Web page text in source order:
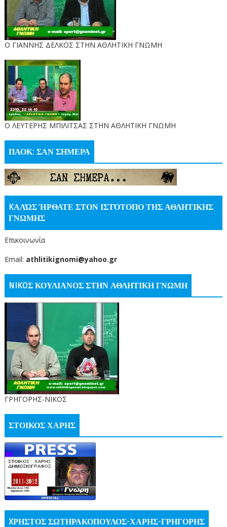
Ο ΓΙΑΝΝΗΣ ΔΕΛΚΟΣ ΣΤΗΝ ΑΘΛΗΤΙΚΗ ΓΝΩΜΗ
O ΛΕΥΤΕΡΗΣ ΜΠΙΛΙΤΣΑΣ ΣΤΗΝ ΑΘΛΗΤΙΚΗ ΓΝΩΜΗ
ΠΑΟΚ: ΣΑΝ ΣΗΜΕΡΑ
KΑΛΏΣ ΉΡΘΑΤΕ ΣΤΟΝ ΙΣΤΌΤΟΠΟ ΤΗΣ ΑΘΛΗΤΙΚΗΣ
ΓΝΩΜΗΣ
Επικοινωνία
Email: athlitikignomi@yahoo.gr
NIKOΣ ΚΟΥΛΙΑΝΟΣ ΣΤΗΝ ΑΘΛΗΤΙΚΗ ΓΝΩΜΗ
ΓΡΗΓΟΡΗΣ-ΝΙΚΟΣ
ΣΤΟΙΚΟΣ ΧΑΡΗΣ
XΡΗΣΤΟΣ ΣΩΤΗΡΑΚΟΠΟΥΛΟΣ-ΧΑΡΗΣ-ΓΡΗΓΟΡΗΣ